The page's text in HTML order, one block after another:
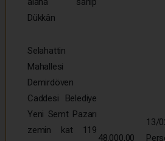
Dükkân
Selahattin
Mahallesi
Demirdöven
Caddesi Belediye
Yeni Semt Pazarı
zemin kat 119
48.000,00
13/